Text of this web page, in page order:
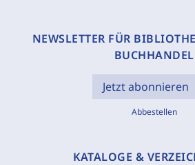
NEWSLETTER FÜR
BUCHHANDEL
Jetzt abonnieren
Abbestellen
KATALOGE &